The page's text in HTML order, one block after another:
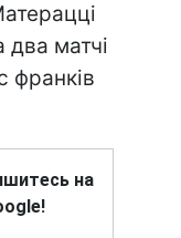
два матчі
франків
на